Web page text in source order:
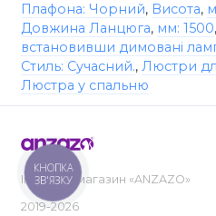
Плафона: Чорний, Висота,
Довжина Ланцюга, мм: 1500,
встановивши димовані
Стиль: Сучасний., Люстри
Люстра у спальню
Інтернет-магазин «ANZAZO»
2019-2026
КНОПКА
ЗВ'ЯЗКУ